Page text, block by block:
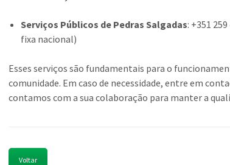
Serviços Públicos de Pedras Salgadas: +351
fixa nacional)
Esses serviços são fundamentais para o
comunidade. Em caso de necessidade, entre em
contamos com a sua colaboração para manter a
Voltar